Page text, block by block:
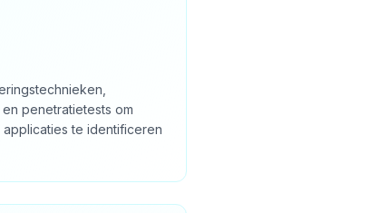
penetratietests om
te identificeren